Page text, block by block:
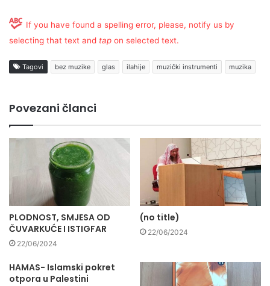
If you have found a spelling error, please, notify us by
selecting that text and tap on selected text.
Tagovi bez muzike glas ilahije muzički instrumenti muzika
Povezani članci
PLODNOST, SMJESA OD
ČUVARKUĆE I ISTIGFAR
22/06/2024
(no title)
22/06/2024
HAMAS- Islamski pokret
otpora u Palestini